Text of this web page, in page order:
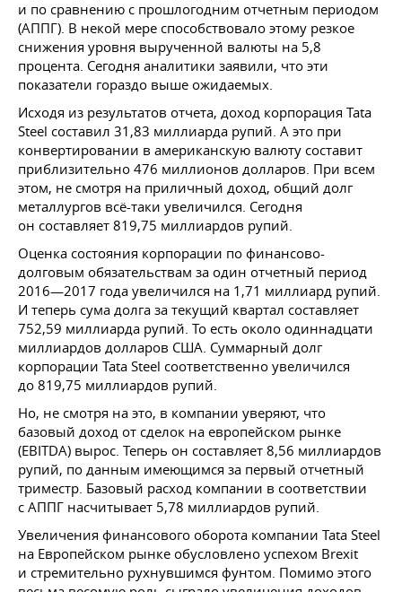
и по сравнению с прошлогодним отчетным периодом
(АППГ). В некой мере способствовало этому резкое
снижения уровня вырученной валюты на 5,8
процента. Сегодня аналитики заявили, что эти
показатели гораздо выше ожидаемых.
Исходя из результатов отчета, доход корпорация Tata
Steel составил 31,83 миллиарда рупий. А это при
конвертировании в американскую валюту составит
приблизительно 476 миллионов долларов. При всем
этом, не смотря на приличный доход, общий долг
металлургов всё-таки увеличился. Сегодня
он составляет 819,75 миллиардов рупий.
Оценка состояния корпорации по финансово-
долговым обязательствам за один отчетный период
2016—2017 года увеличился на 1,71 миллиард рупий.
И теперь сума долга за текущий квартал составляет
752,59 миллиарда рупий. То есть около одиннадцати
миллиардов долларов США. Суммарный долг
корпорации Tata Steel соответственно увеличился
до 819,75 миллиардов рупий.
Но, не смотря на это, в компании уверяют, что
базовый доход от сделок на европейском рынке
(EBITDA) вырос. Теперь он составляет 8,56 миллиардов
рупий, по данным имеющимся за первый отчетный
триместр. Базовый расход компании в соответствии
с АППГ насчитывает 5,78 миллиардов рупий.
Увеличения финансового оборота компании Tata Steel
на Европейском рынке обусловлено успехом Brexit
и стремительно рухнувшимся фунтом. Помимо этого